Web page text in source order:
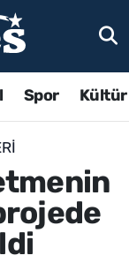
Spor